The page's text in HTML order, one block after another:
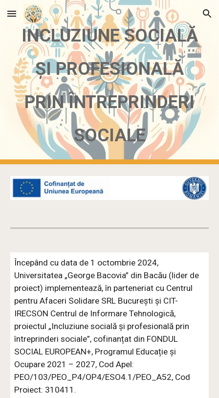
Skip to main content Skip to navigation
INCLUZIUNE SOCIALĂ
ȘI PROFESIONALĂ
PRIN ÎNTREPRINDERI
SOCIALE
Începând cu data de 1 octombrie 2024,
Universitatea „George Bacovia” din Bacău (lider de
proiect) implementează, în parteneriat cu Centrul
pentru Afaceri Solidare SRL București și CIT-
IRECSON Centrul de Informare Tehnologică,
proiectul „Incluziune socială și profesională prin
întreprinderi sociale”, cofinanțat din FONDUL
SOCIAL EUROPEAN+, Programul Educație și
Ocupare 2021 – 2027, Cod Apel:
PEO/103/PEO_P4/OP4/ESO4.1/PEO_A52, Cod
Proiect: 310411.